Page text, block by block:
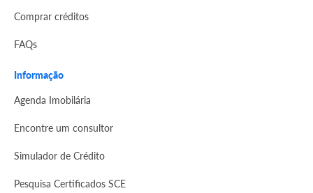
Comprar créditos
FAQs
Informação
Agenda Imobilária
Encontre um consultor
Simulador de Crédito
Pesquisa Certificados SCE